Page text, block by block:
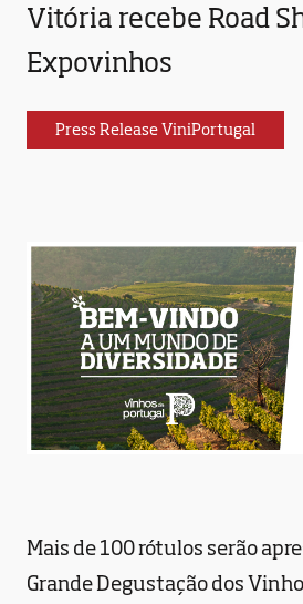
Vitória recebe Road
Expovinhos
Press Release ViniPortugal
Mais de 100 rótulos serão
Grande Degustação dos